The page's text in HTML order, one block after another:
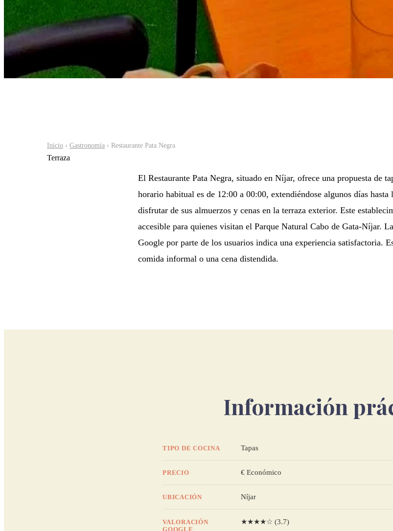
Inicio › Gastronomía › Restaurante Pata Negra
Terraza
El Restaurante Pata Negra, situado en Níjar, ofrece una propuesta de
horario habitual es de 12:00 a 00:00, extendiéndose algunos días hasta
disfrutar de sus almuerzos y cenas en la terraza exterior. Este
accesible para quienes visitan el Parque Natural Cabo de Gata-Níjar.
Google por parte de los usuarios indica una experiencia satisfactoria.
comida informal o una cena distendida.
Información
TIPO DE COCINA Tapas
PRECIO € Económico
UBICACIÓN Níjar
VALORACIÓN
GOOGLE
★★★★☆ (3.7)